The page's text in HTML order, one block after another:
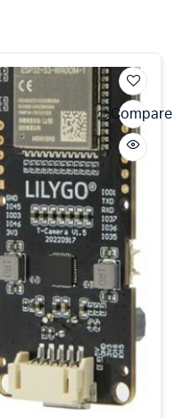
Compare